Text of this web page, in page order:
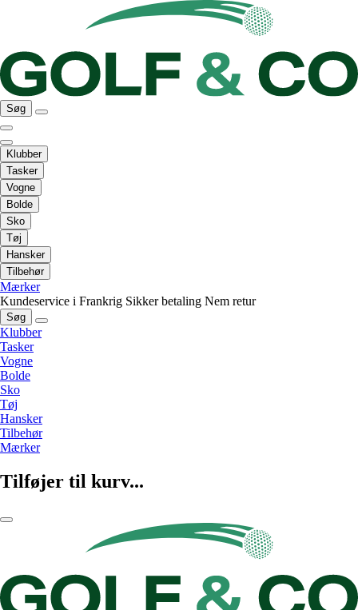
Søg
Klubber
Tasker
Vogne
Bolde
Sko
Tøj
Hansker
Tilbehør
Mærker
Kundeservice i Frankrig Sikker betaling Nem retur
Søg
Klubber
Tasker
Vogne
Bolde
Sko
Tøj
Hansker
Tilbehør
Mærker
Tilføjer til kurv...